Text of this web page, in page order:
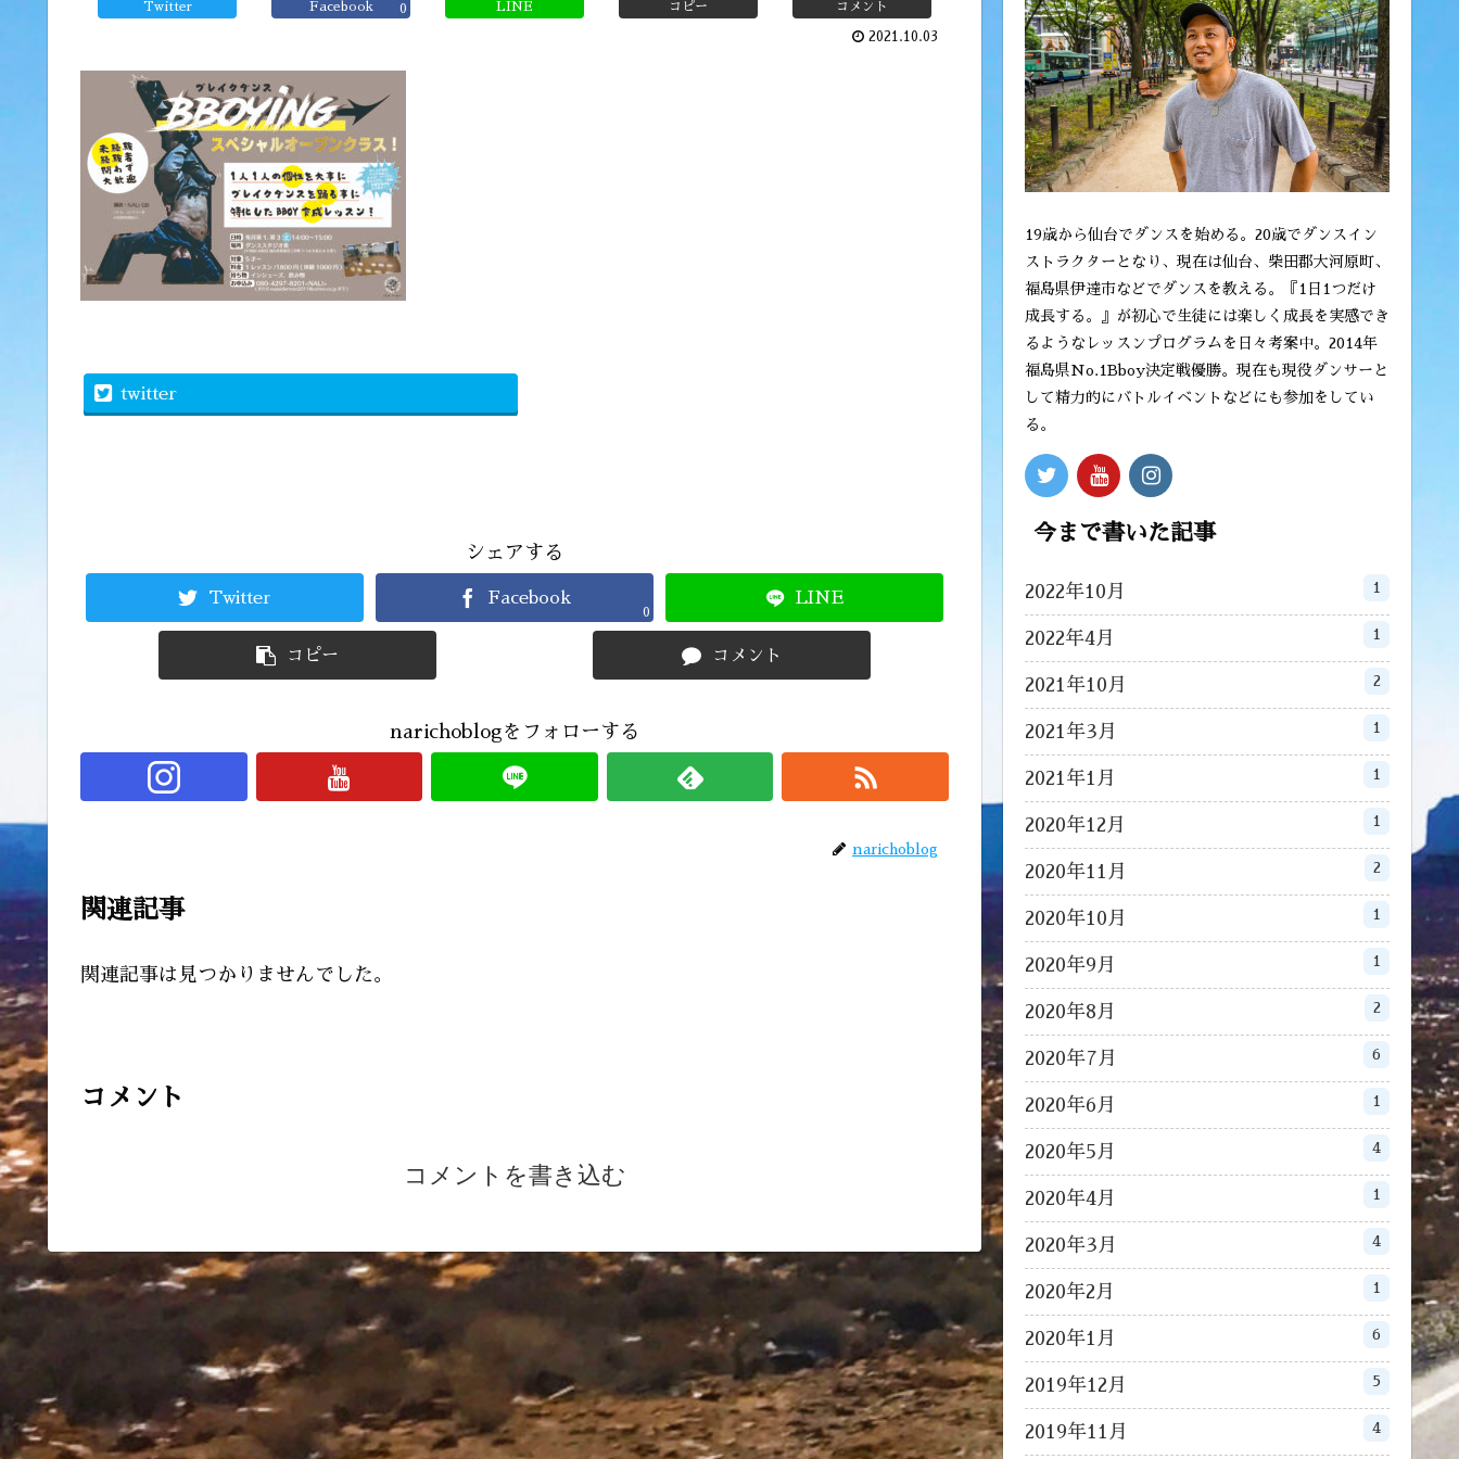
Twitter Facebook 0 LINE コピー コメント
2021.10.03
twitter
シェアする
Twitter Facebook
0
LINE
コピー コメント
narichoblogをフォローする
narichoblog
関連記事
関連記事は見つかりませんでした。
コメント
コメントを書き込む
19歳から仙台でダンスを始める。20歳でダンスイン
ストラクターとなり、現在は仙台、柴田郡大河原町、
福島県伊達市などでダンスを教える。『1日1つだけ
成長する。』が初心で生徒には楽しく成長を実感でき
るようなレッスンプログラムを日々考案中。2014年
福島県No.1Bboy決定戦優勝。現在も現役ダンサーと
して精力的にバトルイベントなどにも参加をしてい
る。
今まで書いた記事
2022年10月 1
2022年4月 1
2021年10月 2
2021年3月 1
2021年1月 1
2020年12月 1
2020年11月 2
2020年10月 1
2020年9月 1
2020年8月 2
2020年7月 6
2020年6月 1
2020年5月 4
2020年4月 1
2020年3月 4
2020年2月 1
2020年1月 6
2019年12月 5
2019年11月 4